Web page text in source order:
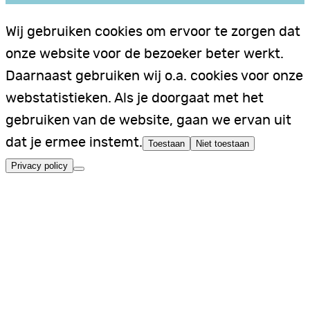
Wij gebruiken cookies om ervoor te zorgen dat
onze website voor de bezoeker beter werkt.
Daarnaast gebruiken wij o.a. cookies voor onze
webstatistieken. Als je doorgaat met het
gebruiken van de website, gaan we ervan uit
dat je ermee instemt. Toestaan Niet toestaan
Privacy policy